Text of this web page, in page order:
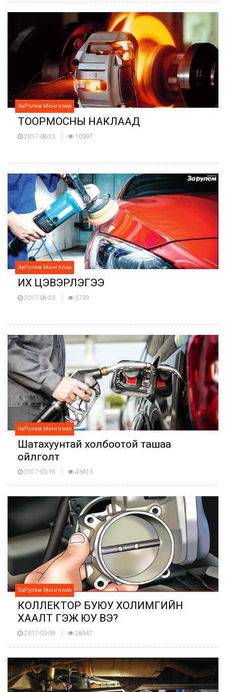
ЗаРулем Монголиа
ТООРМОСНЫ НАКЛААД
2017-08-25 10397
ЗаРулем Монголиа
ИХ ЦЭВЭРЛЭГЭЭ
2017-08-25 5739
ЗаРулем Монголиа
Шатахуунтай холбоотой ташаа
ойлголт
2017-03-15 43923
ЗаРулем Монголиа
КОЛЛЕКТОР БУЮУ ХОЛИМГИЙН
ХААЛТ ГЭЖ ЮУ ВЭ?
2017-03-09 28947